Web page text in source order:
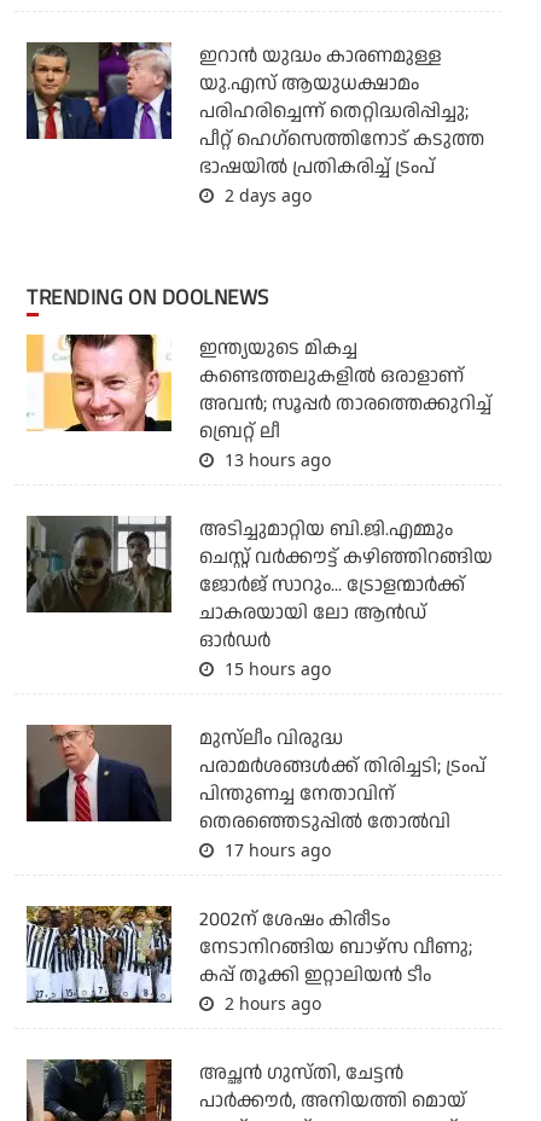
ഇറാന്‍ യുദ്ധം കാരണമുള്ള
യു.എസ് ആയുധക്ഷാമം
പരിഹരിച്ചെന്ന് തെറ്റിദ്ധരിപ്പിച്ചു;
പീറ്റ് ഹെഗ്‌സെത്തിനോട് കടുത്ത
ഭാഷയില്‍ പ്രതികരിച്ച് ട്രംപ്
2 days ago
TRENDING ON DOOLNEWS
ഇന്ത്യയുടെ മികച്ച
കണ്ടെത്തലുകളില്‍ ഒരാളാണ്
അവന്‍; സൂപ്പര്‍ താരത്തെക്കുറിച്ച്
ബ്രെറ്റ് ലീ
13 hours ago
അടിച്ചുമാറ്റിയ ബി.ജി.എമ്മും
ചെസ്റ്റ് വര്‍ക്കൗട്ട് കഴിഞ്ഞിറങ്ങിയ
ജോര്‍ജ് സാറും... ട്രോളന്മാര്‍ക്ക്
ചാകരയായി ലോ ആന്‍ഡ്
ഓര്‍ഡര്‍
15 hours ago
മുസ്‌ലീം വിരുദ്ധ
പരാമര്‍ശങ്ങള്‍ക്ക് തിരിച്ചടി; ട്രംപ്
പിന്തുണച്ച നേതാവിന്
തെരഞ്ഞെടുപ്പില്‍ തോല്‍വി
17 hours ago
2002ന് ശേഷം കിരീടം
നേടാനിറങ്ങിയ ബാഴ്സ വീണു;
കപ്പ് തൂക്കി ഇറ്റാലിയൻ ടീം
2 hours ago
അച്ഛന്‍ ഗുസ്തി, ചേട്ടന്‍
പാര്‍ക്കൗര്‍, അനിയത്തി മൊയ്